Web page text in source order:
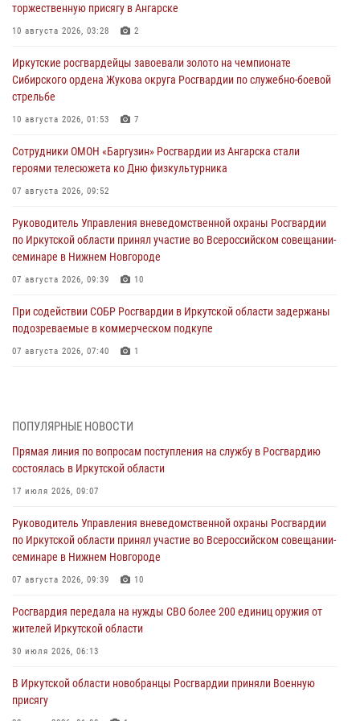
торжественную присягу в Ангарске
10 августа 2026, 03:28 2
Иркутские росгвардейцы завоевали золото на чемпионате
Сибирского ордена Жукова округа Росгвардии по служебно-боевой
стрельбе
10 августа 2026, 01:53 7
Сотрудники ОМОН «Баргузин» Росгвардии из Ангарска стали
героями телесюжета ко Дню физкультурника
07 августа 2026, 09:52
Руководитель Управления вневедомственной охраны Росгвардии
по Иркутской области принял участие во Всероссийском совещании-
семинаре в Нижнем Новгороде
07 августа 2026, 09:39 10
При содействии СОБР Росгвардии в Иркутской области задержаны
подозреваемые в коммерческом подкупе
07 августа 2026, 07:40 1
В Иркутске состоялся чемпионат Управления Росгвардии по
Иркутской области по самбо
Военнослужащий Росгвардии из Иркутска поучаствовал в окружном
этапе всероссийского конкурса наставников «Быть, а не казаться»
04 августа 2026, 07:14 3
Росгвардейцы потушили загоревшийся автомобиль в Иркутске
03 августа 2026, 04:55
Дню Воздушно-десантных войск в Иркутской области
03 августа 2026, 03:32
ПОПУЛЯРНЫЕ НОВОСТИ
Прямая линия по вопросам поступления на службу в Росгвардию
состоялась в Иркутской области
17 июля 2026, 09:07
Руководитель Управления вневедомственной охраны Росгвардии
по Иркутской области принял участие во Всероссийском совещании-
семинаре в Нижнем Новгороде
07 августа 2026, 09:39 10
Росгвардия передала на нужды СВО более 200 единиц оружия от
жителей Иркутской области
30 июля 2026, 06:13
В Иркутской области новобранцы Росгвардии приняли Военную
присягу